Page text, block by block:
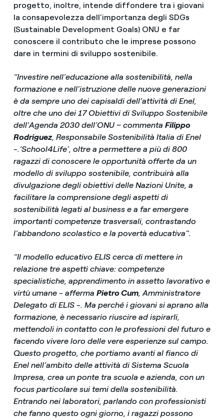
progetto, inoltre, intende diffondere tra i giovani
la consapevolezza dell’importanza degli SDGs
(Sustainable Development Goals) ONU e far
conoscere il contributo che le imprese possono
dare in termini di sviluppo sostenibile.
“Investire nell’educazione alla sostenibilità, nella
formazione e nell’istruzione delle nuove generazioni
è da sempre uno dei capisaldi dell’attività di Enel,
oltre che uno dei 17 Obiettivi di Sviluppo Sostenibile
dell’Agenda 2030 dell’ONU – commenta Filippo
Rodriguez, Responsabile Sostenibilità Italia di Enel
-.‘School4Life’, oltre a permettere a più di 800
ragazzi di conoscere le opportunità offerte da un
modello di sviluppo sostenibile, contribuirà alla
divulgazione degli obiettivi delle Nazioni Unite, a
facilitare la comprensione degli aspetti di
sostenibilità legati al business e a far emergere
importanti competenze trasversali, contrastando
l’abbandono scolastico e la povertà educativa”.
“Il modello educativo ELIS cerca di mettere in
relazione tre aspetti chiave: competenze
specialistiche, apprendimento in assetto lavorativo e
virtù umane - afferma Pietro Cum, Amministratore
Delegato di ELIS -. Ma perché i giovani si aprano alla
formazione, è necessario riuscire ad ispirarli,
mettendoli in contatto con le professioni del futuro e
facendo vivere loro delle vere esperienze sul campo.
Questo progetto, che portiamo avanti al fianco di
Enel nell’ambito delle attività di Sistema Scuola
Impresa, crea un ponte tra scuola e azienda, con un
focus particolare sui temi della sostenibilità.
Entrando nei laboratori, parlando con professionisti
che fanno questo ogni giorno, i ragazzi possono